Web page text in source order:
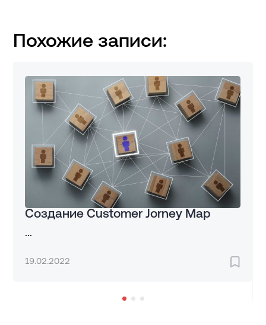
Похожие записи:
Создание Customer Jorney Map
...
19.02.2022